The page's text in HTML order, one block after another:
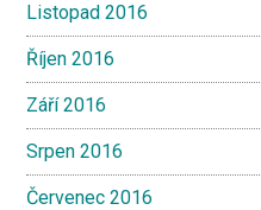
Listopad 2016
Říjen 2016
Září 2016
Srpen 2016
Červenec 2016